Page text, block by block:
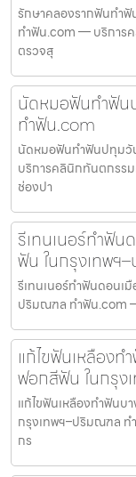
รักษาคลองรากฟันทำ
ทำฟัน.com — บริการ
ตรวจสุ
นัดหมอฟันทำฟัน
ทำฟัน.com
นัดหมอฟันทำฟันปทุมวั
บริการคลินิกทันตกรร
ช่องปา
รีเทนเนอร์ทำฟั
ฟัน ในกรุงเทพ
รีเทนเนอร์ทำฟันดอนเ
ปริมณฑล ทำฟัน.com
แก้ไขฟันเหลือง
ฟอกสีฟัน ในกรุ
แก้ไขฟันเหลืองทำฟัน
กรุงเทพฯ–ปริมณฑล
กร